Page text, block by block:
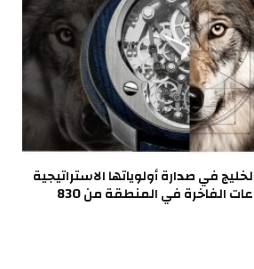
في صدارة أولوياتها الاستراتيجية
مع اقتراب سوق الساعات الفاخرة في المنطقة من 830